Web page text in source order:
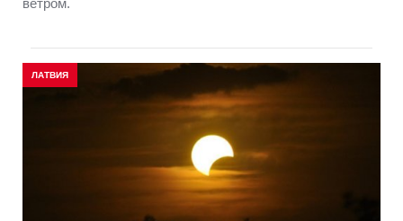
ветром.
ЛАТВИЯ